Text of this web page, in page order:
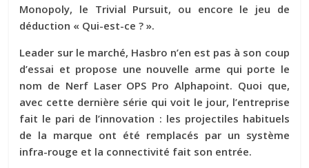
Monopoly, le Trivial Pursuit, ou encore le jeu de
déduction « Qui-est-ce ? ».
Leader sur le marché, Hasbro n’en est pas à son coup
d’essai et propose une nouvelle arme qui porte le
nom de Nerf Laser OPS Pro Alphapoint. Quoi que,
avec cette dernière série qui voit le jour, l’entreprise
fait le pari de l’innovation : les projectiles habituels
de la marque ont été remplacés par un système
infra-rouge et la connectivité fait son entrée.